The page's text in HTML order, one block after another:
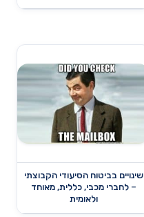
שינויים בביטוח הסיעודי הקבוצתי
– לחברי מכבי, כללית, מאוחד
ולאומית